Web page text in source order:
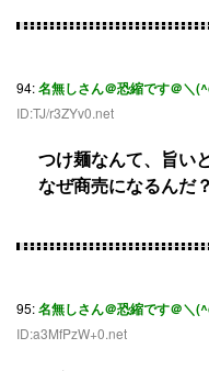
94:名無しさん＠恐縮です＠＼
ID:TJ/r3ZYv0.net
つけ麺なんて、旨い
なぜ商売になるんだ？
95:名無しさん＠恐縮です＠＼
ID:a3MfPzW+0.net